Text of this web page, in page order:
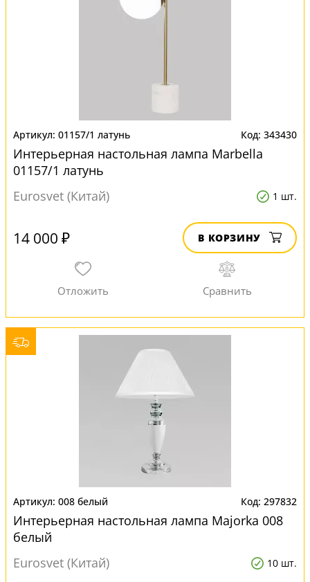
01157/1 латунь 343430
Интерьерная настольная лампа Marbella
01157/1 латунь
Eurosvet (Китай)
1 шт.
14 000 ₽ В КОРЗИНУ
008 белый 297832
Интерьерная настольная лампа Majorka 008
белый
Eurosvet (Китай)
10 шт.